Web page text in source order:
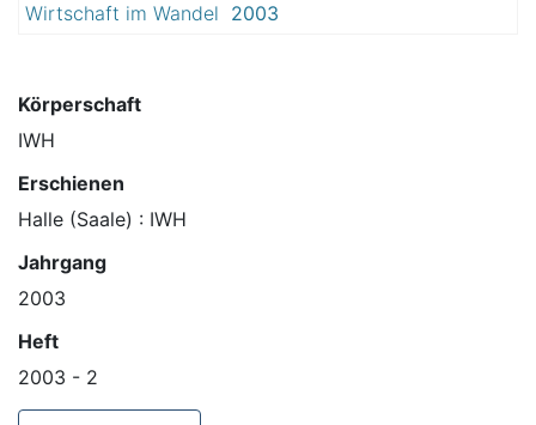
Wirtschaft im Wandel 2003
Körperschaft
IWH
Erschienen
Halle (Saale) : IWH
Jahrgang
2003
Heft
2003 - 2